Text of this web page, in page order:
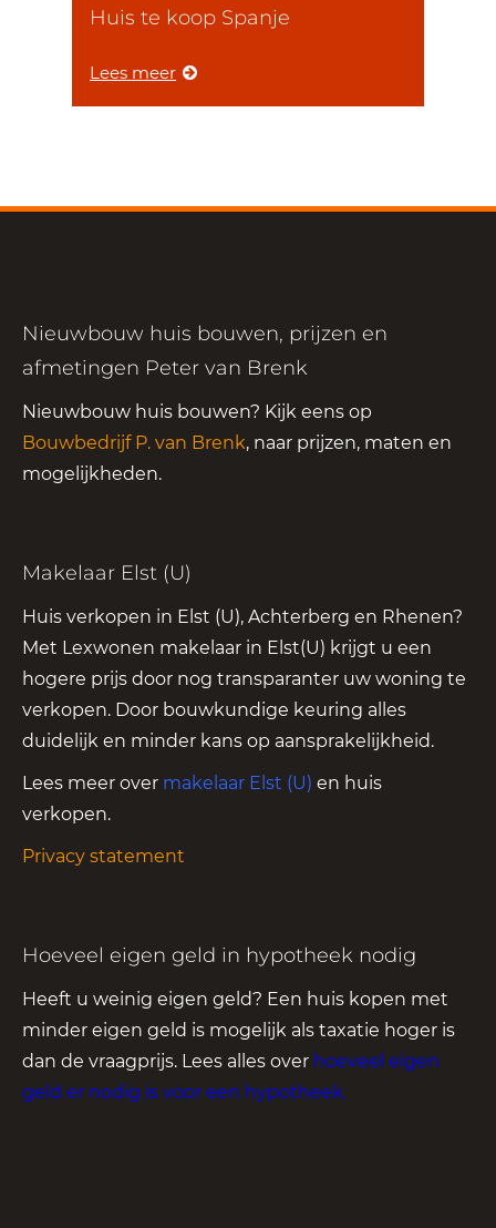
Huis te koop Spanje
Lees meer
Nieuwbouw huis bouwen, prijzen en
afmetingen Peter van Brenk
Nieuwbouw huis bouwen? Kijk eens op
Bouwbedrijf P. van Brenk, naar prijzen, maten en
mogelijkheden.
Makelaar Elst (U)
Huis verkopen in Elst (U), Achterberg en Rhenen?
Met Lexwonen makelaar in Elst(U) krijgt u een
hogere prijs door nog transparanter uw woning te
verkopen. Door bouwkundige keuring alles
duidelijk en minder kans op aansprakelijkheid.
Lees meer over makelaar Elst (U) en huis
verkopen.
Privacy statement
Hoeveel eigen geld in hypotheek nodig
Heeft u weinig eigen geld? Een huis kopen met
minder eigen geld is mogelijk als taxatie hoger is
dan de vraagprijs. Lees alles over hoeveel eigen
geld er nodig is voor een hypotheek.